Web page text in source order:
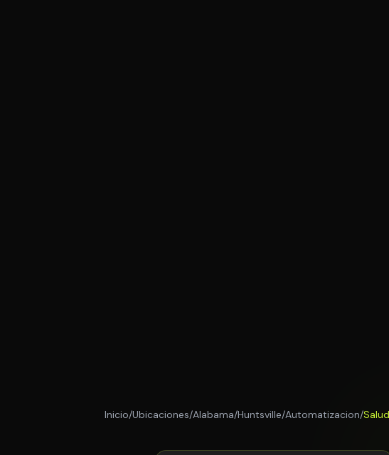
Inicio/Ubicaciones/Alabama/Huntsville/Automatizacion/